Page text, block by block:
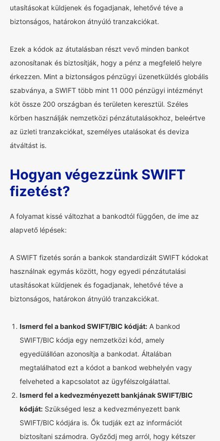
utasításokat küldjenek és fogadjanak, lehetővé téve a
biztonságos, határokon átnyúló tranzakciókat.
Ezek a kódok az átutalásban részt vevő minden bankot
azonosítanak és biztosítják, hogy a pénz a megfelelő helyre
érkezzen. Mint a biztonságos pénzügyi üzenetküldés globális
szabványa, a SWIFT több mint 11 000 pénzügyi intézményt
köt össze 200 országban és területen keresztül. Széles
körben használják nemzetközi pénzátutalásokhoz, beleértve
az üzleti tranzakciókat, személyes utalásokat és deviza
átváltást is.
Hogyan végezzünk SWIFT
fizetést?
A folyamat kissé változhat a bankodtól függően, de íme az
alapvető lépések:
A SWIFT fizetés során a bankok standardizált SWIFT kódokat
használnak egymás között, hogy egyedi pénzátutalási
utasításokat küldjenek és fogadjanak, lehetővé téve a
biztonságos, határokon átnyúló tranzakciókat.
Ismerd fel a bankod SWIFT/BIC kódját: A bankod
SWIFT/BIC kódja egy nemzetközi kód, amely
egyedülállóan azonosítja a bankodat. Általában
megtalálhatod ezt a kódot a bankod webhelyén vagy
felveheted a kapcsolatot az ügyfélszolgálattal.
Ismerd fel a kedvezményezett bankjának SWIFT/BIC
kódját: Szükséged lesz a kedvezményezett bank
SWIFT/BIC kódjára is. Ők tudják ezt az információt
biztosítani számodra. Győződj meg arról, hogy kétszer